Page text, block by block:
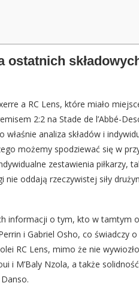
ostatnich
a RC Lens, które miało
2:2 na Stade de l’Abbé-
analiza składów i
możemy spodziewać się w
zestawienia piłkarzy,
nie oddają rzeczywistej siły
informacji o tym, kto w tamtym
i Gabriel Osho, co świadczy
RC Lens, mimo że nie
i M’Baly Nzola, a także